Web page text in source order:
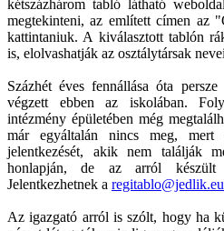
kétszázhárom tabló látható
megtekinteni, az említett címen az
kattintaniuk. A kiválasztott tablón
is, elolvashatják az osztálytársak
Százhét éves fennállása óta
végzett ebben az iskolában.
intézmény épületében még
már egyáltalán nincs meg, mert
jelentkezését, akik nem találják
honlapján, de az arról
Jelentkezhetnek a regitablo@jedlik.eu
Az igazgató arról is szólt, hogy ha